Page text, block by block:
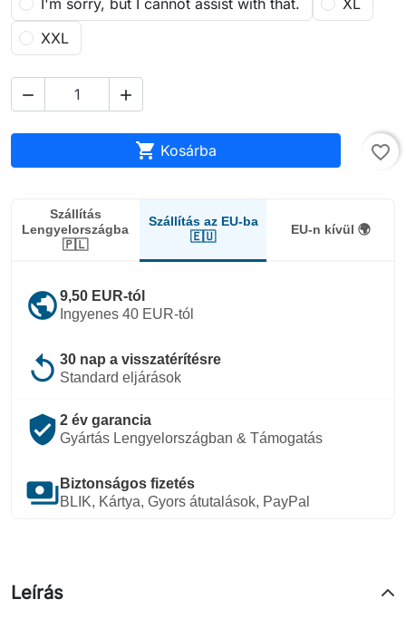
XXL
 
 Kosárba favorite_border
Szállítás
Lengyelországba
🇵🇱
Szállítás az EU-ba
🇪🇺
EU-n kívül 🌍
public9,50 EUR-tól
Ingyenes 40 EUR-tól
replay 30 nap a visszatérítésre
Standard eljárások
verified_user 2 év garancia
Gyártás Lengyelországban & Támogatás
payments Biztonságos fizetés
BLIK, Kártya, Gyors átutalások, PayPal
Leírás